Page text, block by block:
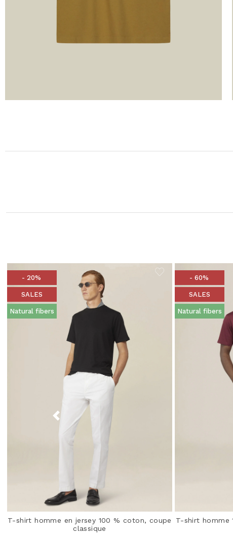
- 20%
SALES
Natural fibers
T-shirt homme en jersey 100 % coton, coupe
classique
- 60%
SALES
Natural fibers
T-shirt homme